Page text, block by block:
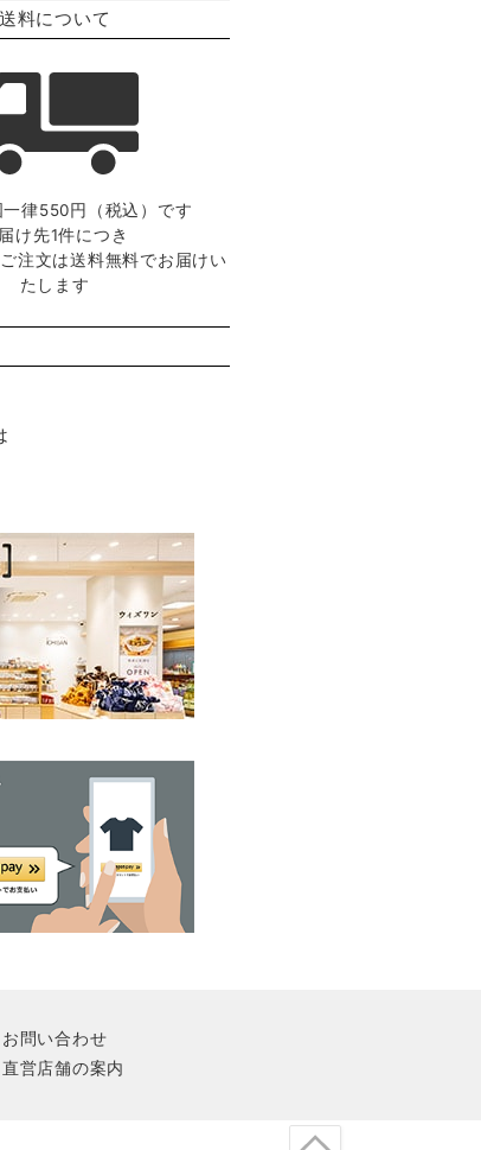
送料について
律550円（税込）です
け先1件につき
注文は送料無料でお届けい
たします
お問い合わせ
直営店舗の案内